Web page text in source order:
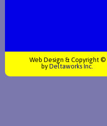
Web Design & Copyright ©
by Deltaworks Inc.